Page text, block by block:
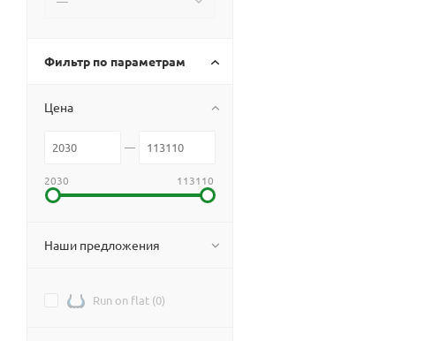
Фильтр по параметрам
Цена
2030 113110
Наши предложения
Run on flat (0)